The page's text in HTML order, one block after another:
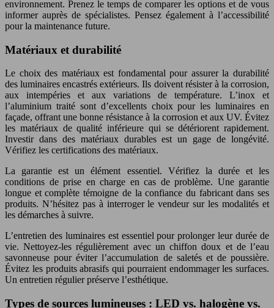
environnement. Prenez le temps de comparer les options et de vous
informer auprès de spécialistes. Pensez également à l’accessibilité
pour la maintenance future.
Matériaux et durabilité
Le choix des matériaux est fondamental pour assurer la durabilité
des luminaires encastrés extérieurs. Ils doivent résister à la corrosion,
aux intempéries et aux variations de température. L’inox et
l’aluminium traité sont d’excellents choix pour les luminaires en
façade, offrant une bonne résistance à la corrosion et aux UV. Évitez
les matériaux de qualité inférieure qui se détériorent rapidement.
Investir dans des matériaux durables est un gage de longévité.
Vérifiez les certifications des matériaux.
La garantie est un élément essentiel. Vérifiez la durée et les
conditions de prise en charge en cas de problème. Une garantie
longue et complète témoigne de la confiance du fabricant dans ses
produits. N’hésitez pas à interroger le vendeur sur les modalités et
les démarches à suivre.
L’entretien des luminaires est essentiel pour prolonger leur durée de
vie. Nettoyez-les régulièrement avec un chiffon doux et de l’eau
savonneuse pour éviter l’accumulation de saletés et de poussière.
Évitez les produits abrasifs qui pourraient endommager les surfaces.
Un entretien régulier préserve l’esthétique.
Types de sources lumineuses : LED vs. halogène vs.